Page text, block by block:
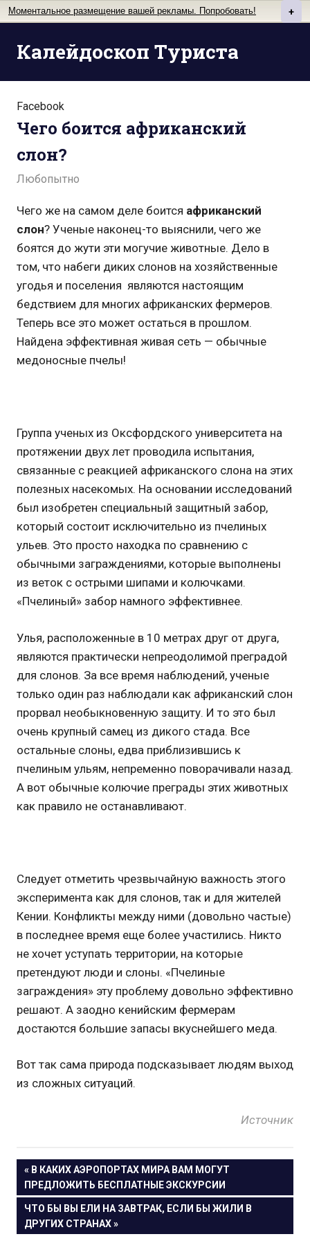
Моментальное размещение вашей рекламы. Попробовать! +
Калейдоскоп Туриста
Facebook
Чего боится африканский
слон?
Любопытно
Чего же на самом деле боится африканский
слон? Ученые наконец-то выяснили, чего же
боятся до жути эти могучие животные. Дело в
том, что набеги диких слонов на хозяйственные
угодья и поселения являются настоящим
бедствием для многих африканских фермеров.
Теперь все это может остаться в прошлом.
Найдена эффективная живая сеть — обычные
медоносные пчелы!
Группа ученых из Оксфордского университета на
протяжении двух лет проводила испытания,
связанные с реакцией африканского слона на этих
полезных насекомых. На основании исследований
был изобретен специальный защитный забор,
который состоит исключительно из пчелиных
ульев. Это просто находка по сравнению с
обычными заграждениями, которые выполнены
из веток с острыми шипами и колючками.
«Пчелиный» забор намного эффективнее.
Улья, расположенные в 10 метрах друг от друга,
являются практически непреодолимой преградой
для слонов. За все время наблюдений, ученые
только один раз наблюдали как африканский слон
прорвал необыкновенную защиту. И то это был
очень крупный самец из дикого стада. Все
остальные слоны, едва приблизившись к
пчелиным ульям, непременно поворачивали назад.
А вот обычные колючие преграды этих животных
как правило не останавливают.
Следует отметить чрезвычайную важность этого
эксперимента как для слонов, так и для жителей
Кении. Конфликты между ними (довольно частые)
в последнее время еще более участились. Никто
не хочет уступать территории, на которые
претендуют люди и слоны. «Пчелиные
заграждения» эту проблему довольно эффективно
решают. А заодно кенийским фермерам
достаются большие запасы вкуснейшего меда.
Вот так сама природа подсказывает людям выход
из сложных ситуаций.
Источник
Навигация
по
« В КАКИХ АЭРОПОРТАХ МИРА ВАМ МОГУТ
ПРЕДЛОЖИТЬ БЕСПЛАТНЫЕ ЭКСКУРСИИ
ЧТО БЫ ВЫ ЕЛИ НА ЗАВТРАК, ЕСЛИ БЫ ЖИЛИ В
ДРУГИХ СТРАНАХ »